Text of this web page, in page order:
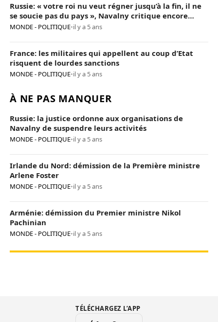
Russie: « votre roi nu veut régner jusqu’à la fin, il ne
se soucie pas du pays », Navalny critique encore
Poutine
MONDE - POLITIQUE•il y a 5 ans
France: les militaires qui appellent au coup d’Etat
risquent de lourdes sanctions
MONDE - POLITIQUE•il y a 5 ans
À NE PAS MANQUER
Russie: la justice ordonne aux organisations de
Navalny de suspendre leurs activités
MONDE - POLITIQUE•il y a 5 ans
Irlande du Nord: démission de la Première ministre
Arlene Foster
MONDE - POLITIQUE•il y a 5 ans
Arménie: démission du Premier ministre Nikol
Pachinian
MONDE - POLITIQUE•il y a 5 ans
TÉLÉCHARGEZ L’APP